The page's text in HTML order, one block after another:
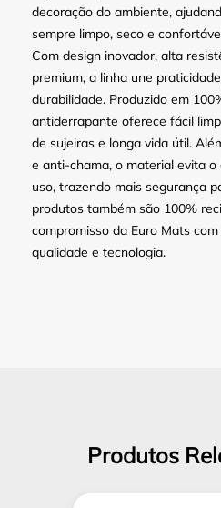
decoração do ambiente,
sempre limpo, seco e
Com design inovador, alta
premium, a linha une
durabilidade. Produzido em
antiderrapante oferece fácil
de sujeiras e longa vida útil.
e anti-chama, o material evita
uso, trazendo mais segurança
produtos também são 100%
compromisso da Euro Mats
qualidade e tecnologia.
Produtos